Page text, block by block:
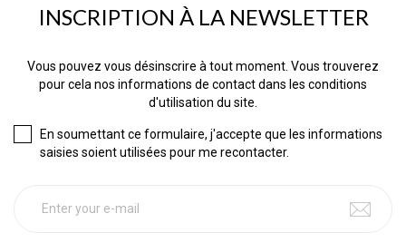
INSCRIPTION À LA NEWSLETTER
Vous pouvez vous désinscrire à tout moment. Vous trouverez
pour cela nos informations de contact dans les conditions
d'utilisation du site.
En soumettant ce formulaire, j'accepte que les informations
saisies soient utilisées pour me recontacter.